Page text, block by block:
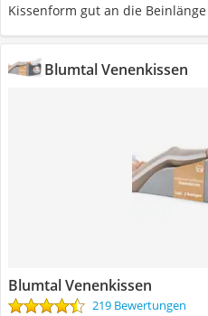
Kissenform gut an die
Blumtal Venenkissen
Blumtal Venenkissen
219 Bewertungen